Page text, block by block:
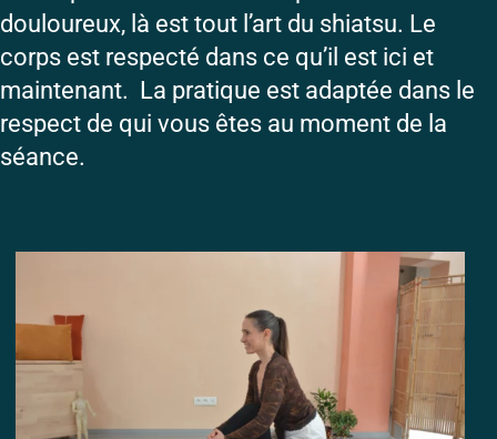
douloureux, là est tout l’art du shiatsu. Le
corps est respecté dans ce qu’il est ici et
maintenant. La pratique est adaptée dans le
respect de qui vous êtes au moment de la
séance.